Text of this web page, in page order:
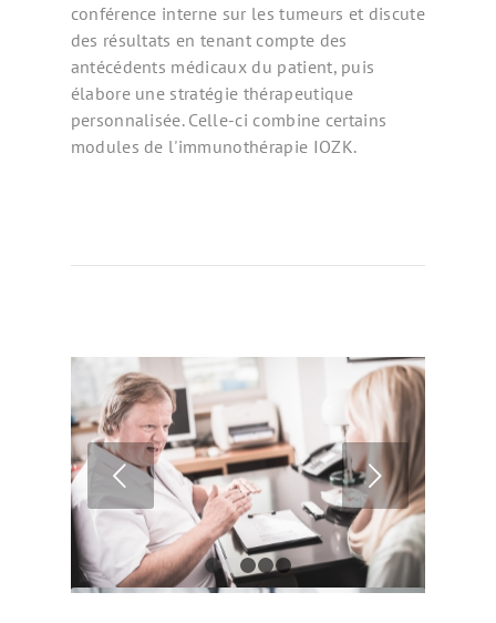
conférence interne sur les tumeurs et discute
des résultats en tenant compte des
antécédents médicaux du patient, puis
élabore une stratégie thérapeutique
personnalisée. Celle-ci combine certains
modules de l'immunothérapie IOZK.
Prélèvement sanguin
Suivant
3 4 5